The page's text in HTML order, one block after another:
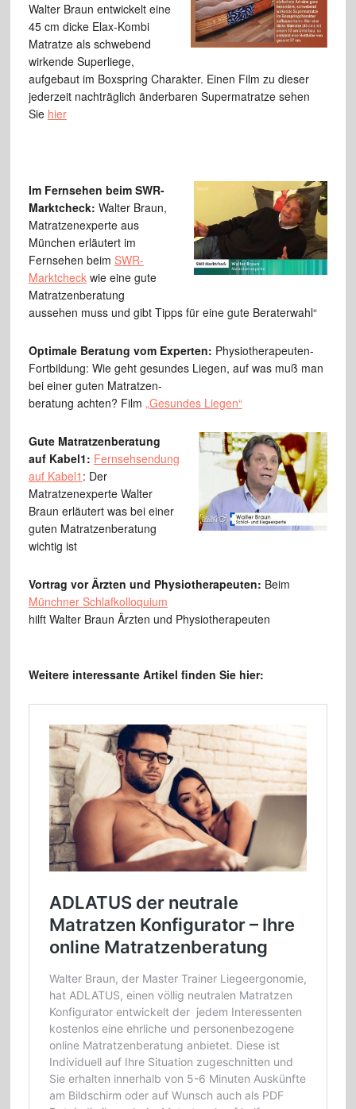
Walter Braun entwickelt eine
45 cm dicke Elax-Kombi
Matratze als schwebend
wirkende Superliege,
aufgebaut im Boxspring Charakter. Einen Film zu dieser
jederzeit nachträglich änderbaren Supermatratze sehen
Sie hier
Im Fernsehen beim SWR-
Marktcheck: Walter Braun,
Matratzenexperte aus
München erläutert im
Fernsehen beim SWR-
Marktcheckwie eine gute
Matratzenberatung
aussehen muss und gibt Tipps für eine gute Beraterwahl“
Optimale Beratung vom Experten: Physiotherapeuten-
Fortbildung: Wie geht gesundes Liegen, auf was muß man
bei einer guten Matratzen-
beratung achten? Film „Gesundes Liegen“
Gute Matratzenberatung
auf Kabel1: Fernsehsendung
auf Kabel1 : Der
Matratzenexperte Walter
Braun erläutert was bei einer
guten Matratzenberatung
wichtig ist
Vortrag vor Ärzten und Physiotherapeuten: Beim
Münchner Schlafkolloquium
hilft Walter Braun Ärzten und Physiotherapeuten
Weitere interessante Artikel finden Sie hier: